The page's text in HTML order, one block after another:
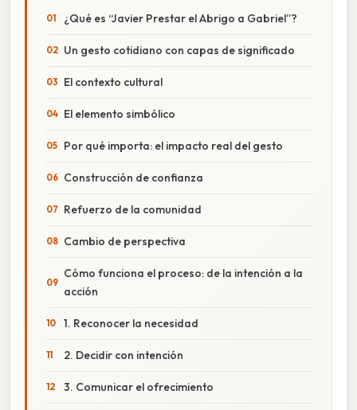
¿Qué es “Javier Prestar el Abrigo a Gabriel”?
Un gesto cotidiano con capas de significado
El contexto cultural
El elemento simbólico
Por qué importa: el impacto real del gesto
Construcción de confianza
Refuerzo de la comunidad
Cambio de perspectiva
Cómo funciona el proceso: de la intención a la
acción
1. Reconocer la necesidad
2. Decidir con intención
3. Comunicar el ofrecimiento